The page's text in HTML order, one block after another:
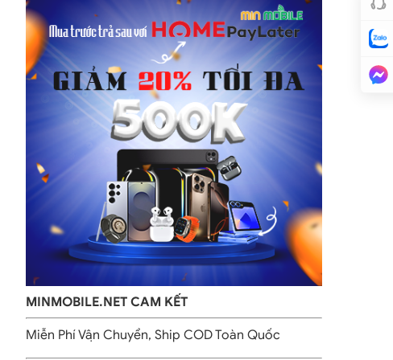
MINMOBILE.NET CAM KẾT
Miễn Phí Vận Chuyển, Ship COD Toàn Quốc